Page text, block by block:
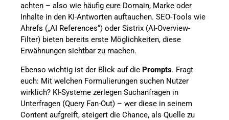
achten – also wie häufig eure Domain, Marke oder
Inhalte in den KI-Antworten auftauchen. SEO-Tools wie
Ahrefs („AI References“) oder Sistrix (AI-Overview-
Filter) bieten bereits erste Möglichkeiten, diese
Erwähnungen sichtbar zu machen.
Ebenso wichtig ist der Blick auf die Prompts. Fragt
euch: Mit welchen Formulierungen suchen Nutzer
wirklich? KI-Systeme zerlegen Suchanfragen in
Unterfragen (Query Fan-Out) – wer diese in seinem
Content aufgreift, steigert die Chance, als Quelle zu